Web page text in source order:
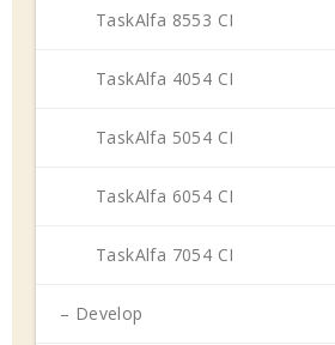
TaskAlfa 8553 CI
TaskAlfa 4054 CI
TaskAlfa 5054 CI
TaskAlfa 6054 CI
TaskAlfa 7054 CI
– Develop